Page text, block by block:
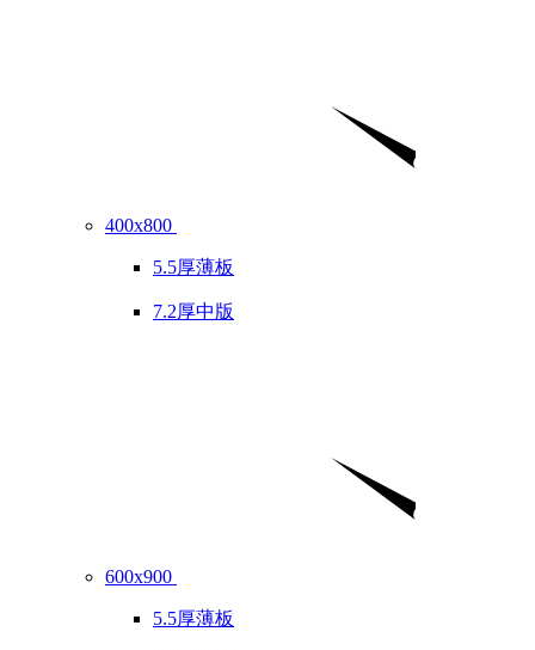
400x800
5.5厚薄板
7.2厚中版
600x900
5.5厚薄板